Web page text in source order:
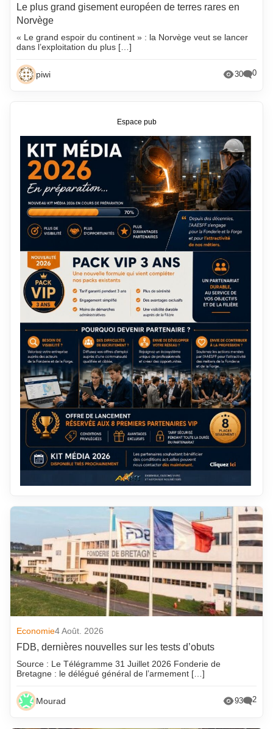
Le plus grand gisement européen de terres rares en
Norvège
« Le grand espoir du continent » : la Norvège veut se lancer
dans l’exploitation du plus […]
piwi 30 0
Economie4 Août. 2026
FDB, dernières nouvelles sur les tests d’obuts
Source : Le Télégramme 31 Juillet 2026 Fonderie de
Bretagne : le délégué général de l’armement […]
Mourad 93 2
Espace pub